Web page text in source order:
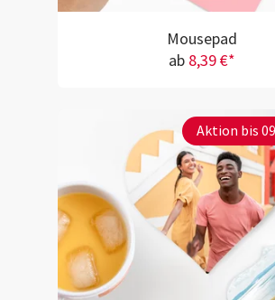
Mousepad
ab 8,39 €*
Aktion bis